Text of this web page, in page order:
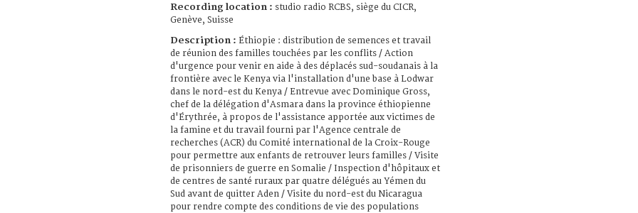
Recording location : studio radio RCBS, siège du CICR,
Genève, Suisse
Description : Éthiopie : distribution de semences et travail
de réunion des familles touchées par les conflits / Action
d'urgence pour venir en aide à des déplacés sud-soudanais à la
frontière avec le Kenya via l'installation d'une base à Lodwar
dans le nord-est du Kenya / Entrevue avec Dominique Gross,
chef de la délégation d'Asmara dans la province éthiopienne
d'Érythrée, à propos de l'assistance apportée aux victimes de
la famine et du travail fourni par l'Agence centrale de
recherches (ACR) du Comité international de la Croix-Rouge
pour permettre aux enfants de retrouver leurs familles / Visite
de prisonniers de guerre en Somalie / Inspection d'hôpitaux et
de centres de santé ruraux par quatre délégués au Yémen du
Sud avant de quitter Aden / Visite du nord-est du Nicaragua
pour rendre compte des conditions de vie des populations